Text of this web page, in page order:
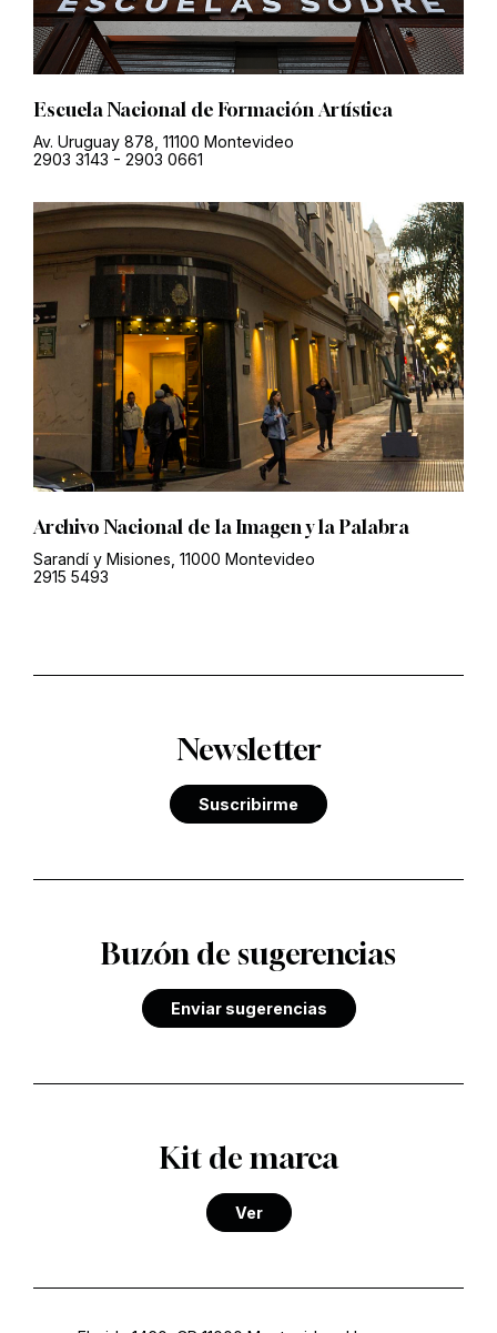
Escuela Nacional de Formación Artística
Av. Uruguay 878, 11100 Montevideo
2903 3143 - 2903 0661
Archivo Nacional de la Imagen y la Palabra
Sarandí y Misiones, 11000 Montevideo
2915 5493
Newsletter
Suscribirme
Buzón de sugerencias
Enviar sugerencias
Kit de marca
Ver